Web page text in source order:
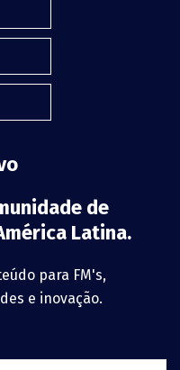
de
Latina.
para FM's,
e inovação.